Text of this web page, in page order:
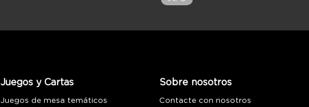
Juegos y Cartas
Juegos de mesa temáticos
Sobre nosotros
Contacte con nosotros